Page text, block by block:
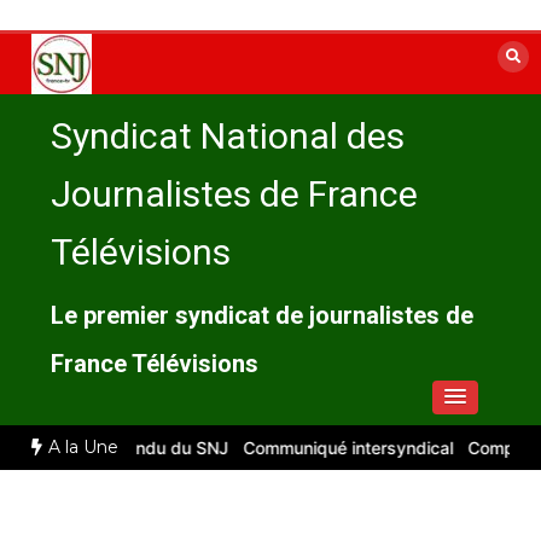
contenu
Syndicat National des
Journalistes de France
Télévisions
Le premier syndicat de journalistes de
France Télévisions
A la Une
: compte rendu du SNJ Communiqué intersyndical Compte-